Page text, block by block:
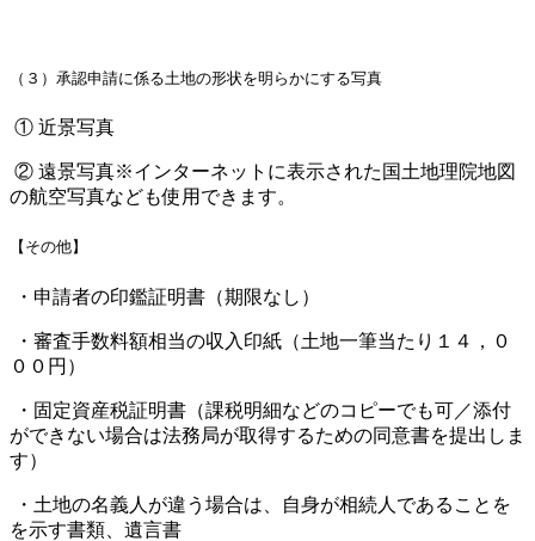
（３）承認申請に係る土地の形状を明らかにする写真
① 近景写真
② 遠景写真※インターネットに表示された国土地理院地図
の航空写真なども使用できます。
【その他】
・申請者の印鑑証明書（期限なし）
・審査手数料額相当の収入印紙（土地一筆当たり１４，０
００円）
・固定資産税証明書（課税明細などのコピーでも可／添付
ができない場合は法務局が取得するための同意書を提出しま
す）
・土地の名義人が違う場合は、自身が相続人であることを
を示す書類、遺言書